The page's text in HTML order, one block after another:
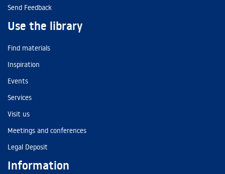
Send Feedback
Use the library
Find materials
Inspiration
Events
Services
Visit us
Meetings and conferences
Legal Deposit
Information